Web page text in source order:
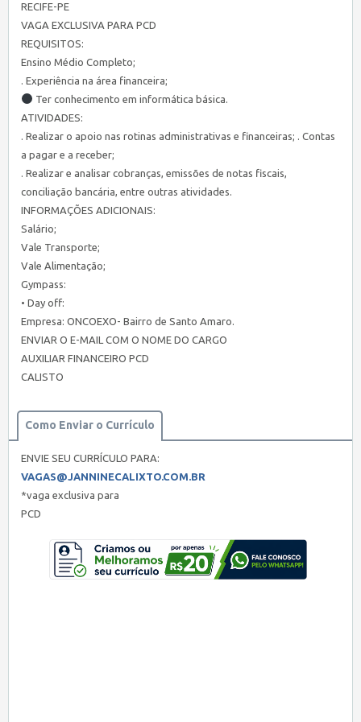
RECIFE-PE
VAGA EXCLUSIVA PARA PCD
REQUISITOS:
Ensino Médio Completo;
. Experiência na área financeira;
Ter conhecimento em informática básica.
ATIVIDADES:
. Realizar o apoio nas rotinas administrativas e financeiras; . Contas
a pagar e a receber;
. Realizar e analisar cobranças, emissões de notas fiscais,
conciliação bancária, entre outras atividades.
INFORMAÇÕES ADICIONAIS:
Salário;
Vale Transporte;
Vale Alimentação;
Gympass:
• Day off:
Empresa: ONCOEXO- Bairro de Santo Amaro.
ENVIAR O E-MAIL COM O NOME DO CARGO
AUXILIAR FINANCEIRO PCD
CALISTO
Como Enviar o Currículo
ENVIE SEU CURRÍCULO PARA:
VAGAS@JANNINECALIXTO.COM.BR
*vaga exclusiva para
PCD